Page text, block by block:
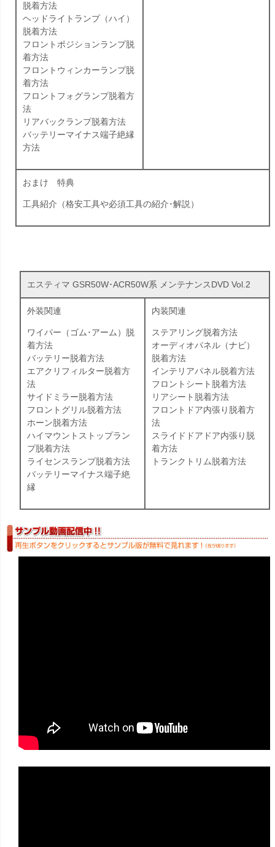
脱着方法
ヘッドライトランプ（ハイ）
脱着方法
フロントポジションランプ脱
着方法
フロントウィンカーランプ脱
着方法
フロントフォグランプ脱着方
法
リアバックランプ脱着方法
バッテリーマイナス端子絶縁
方法
おまけ 特典
工具紹介（格安工具や必須工具の紹介･解説）
エスティマ GSR50W･ACR50W系 メンテナンスDVD Vol.2
外装関連
ワイパー（ゴム･アーム）脱
着方法
バッテリー脱着方法
エアクリフィルター脱着方
法
サイドミラー脱着方法
フロントグリル脱着方法
ホーン脱着方法
ハイマウントストップラン
プ脱着方法
ライセンスランプ脱着方法
バッテリーマイナス端子絶
縁
内装関連
ステアリング脱着方法
オーディオパネル（ナビ）
脱着方法
インテリアパネル脱着方法
フロントシート脱着方法
リアシート脱着方法
フロントドア内張り脱着方
法
スライドドアドア内張り脱
着方法
トランクトリム脱着方法